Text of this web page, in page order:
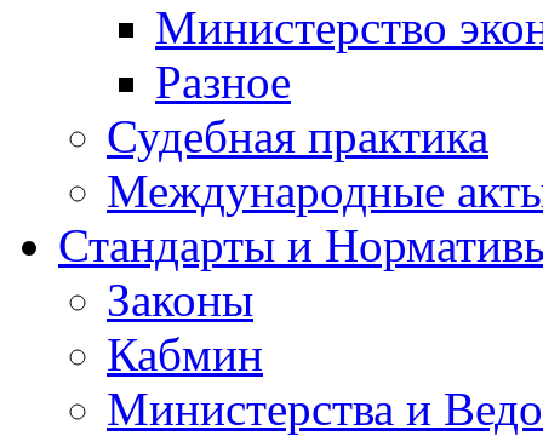
Министерство
Разное
Судебная практика
Международные
Стандарты и
Законы
Кабмин
Министерства и